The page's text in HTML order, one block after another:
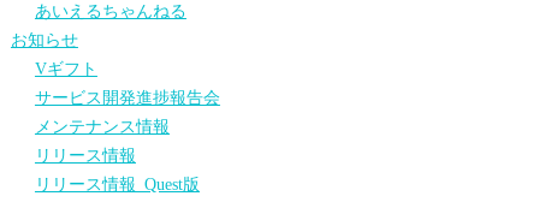
あいえるちゃんねる
お知らせ
Vギフト
サービス開発進捗報告会
メンテナンス情報
リリース情報
リリース情報_Quest版